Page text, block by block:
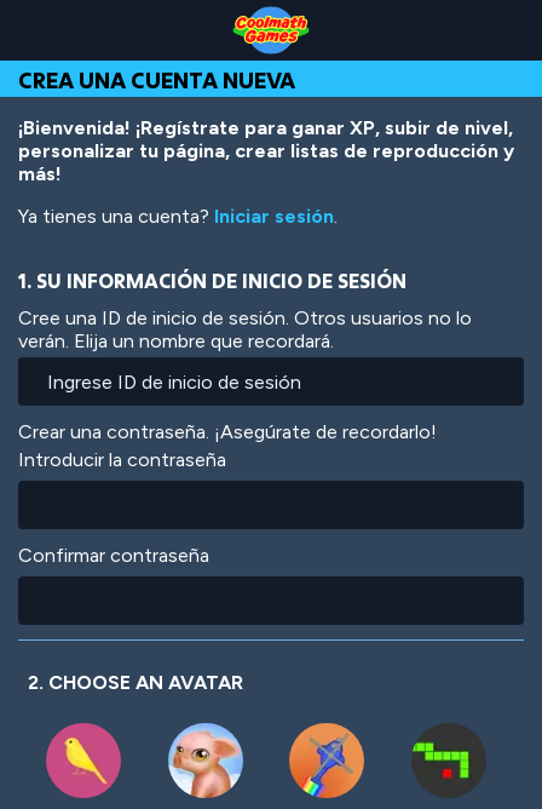
Top
of
Page
Navigation
Main
Content
Footer
contenido
principal
CREA UNA CUENTA NUEVA
¡Bienvenida! ¡Regístrate para ganar XP, subir de nivel,
personalizar tu página, crear listas de reproducción y
más!
Ya tienes una cuenta? Iniciar sesión.
1. SU INFORMACIÓN DE INICIO DE SESIÓN
Cree una ID de inicio de sesión. Otros usuarios no lo
verán. Elija un nombre que recordará.
Crear una contraseña. ¡Asegúrate de recordarlo!
Introducir la contraseña
Confirmar contraseña
2. CHOOSE AN AVATAR